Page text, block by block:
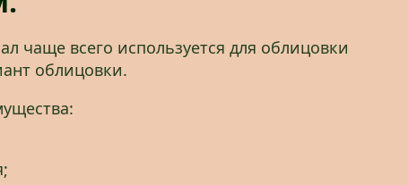
чаще всего используется для облицовки
облицовки.